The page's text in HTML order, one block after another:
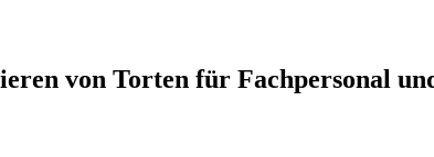
von Torten für Fachpersonal